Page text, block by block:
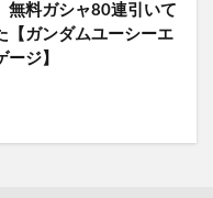
料ガシャ80連引いて
【ガンダムユーシーエ
ージ】